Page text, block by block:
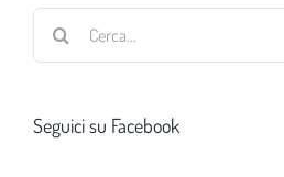
Seguici su Facebook